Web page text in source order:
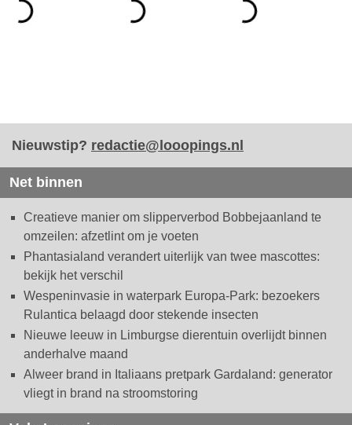
Nieuwstip? redactie@looopings.nl
Net binnen
Creatieve manier om slipperverbod Bobbejaanland te
omzeilen: afzetlint om je voeten
Phantasialand verandert uiterlijk van twee mascottes:
bekijk het verschil
Wespeninvasie in waterpark Europa-Park: bezoekers
Rulantica belaagd door stekende insecten
Nieuwe leeuw in Limburgse dierentuin overlijdt binnen
anderhalve maand
Alweer brand in Italiaans pretpark Gardaland: generator
vliegt in brand na stroomstoring